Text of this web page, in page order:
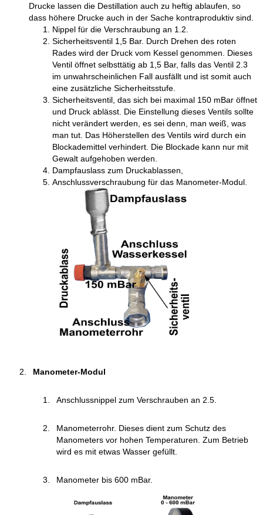
Drucke lassen die Destillation auch zu heftig ablaufen, so
dass höhere Drucke auch in der Sache kontraproduktiv sind.
Nippel für die Verschraubung an 1.2.
Sicherheitsventil 1,5 Bar. Durch Drehen des roten
Rades wird der Druck vom Kessel genommen. Dieses
Ventil öffnet selbsttätig ab 1,5 Bar, falls das Ventil 2.3
im unwahrscheinlichen Fall ausfällt und ist somit auch
eine zusätzliche Sicherheitsstufe.
Sicherheitsventil, das sich bei maximal 150 mBar öffnet
und Druck ablässt. Die Einstellung dieses Ventils sollte
nicht verändert werden, es sei denn, man weiß, was
man tut. Das Höherstellen des Ventils wird durch ein
Blockademittel verhindert. Die Blockade kann nur mit
Gewalt aufgehoben werden.
Dampfauslass zum Druckablassen,
Anschlussverschraubung für das Manometer-Modul.
Manometer-Modul
Anschlussnippel zum Verschrauben an 2.5.
Manometerrohr. Dieses dient zum Schutz des
Manometers vor hohen Temperaturen. Zum Betrieb
wird es mit etwas Wasser gefüllt.
Manometer bis 600 mBar.